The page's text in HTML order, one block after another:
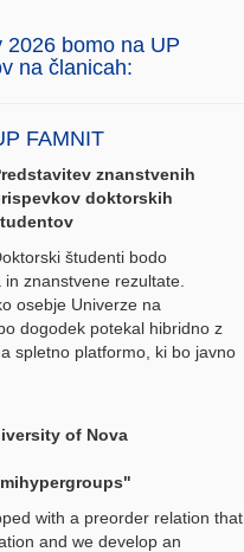
2026 bomo na UP
na članicah:
FAMNIT
znanstvenih
doktorskih
študenti bodo
znanstvene rezultate.
osebje Univerze na
dogodek potekal hibridno z
spletno platformo, ki bo javno
of Nova
with a preorder relation that
and we develop an